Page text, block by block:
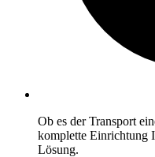
Ob es der Transport
komplette Einrichtung
Lösung.